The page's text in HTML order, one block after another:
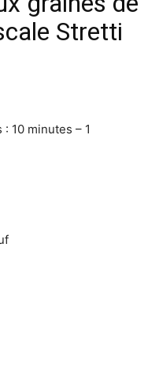
Stretti
10 minutes – 1